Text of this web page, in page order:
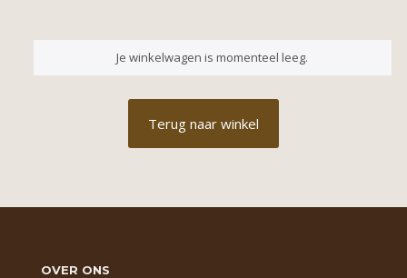
Je winkelwagen is momenteel leeg.
Terug naar winkel
OVER ONS